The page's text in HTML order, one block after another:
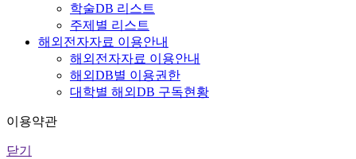
학술DB 리스트
주제별 리스트
해외전자자료 이용안내
해외전자자료 이용안내
해외DB별 이용권한
대학별 해외DB 구독현황
이용약관
닫기